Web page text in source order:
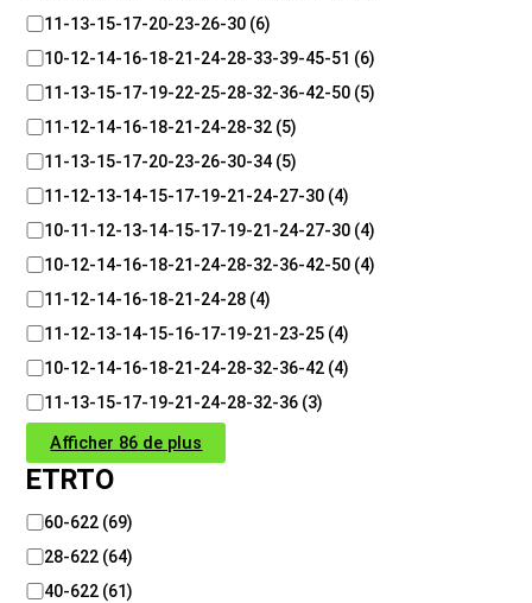
e
m
n
t
11-13-15-17-20-23-26-30 (6)
10-12-14-16-18-21-24-28-33-39-45-51 (6)
11-13-15-17-19-22-25-28-32-36-42-50 (5)
11-12-14-16-18-21-24-28-32 (5)
11-13-15-17-20-23-26-30-34 (5)
11-12-13-14-15-17-19-21-24-27-30 (4)
10-11-12-13-14-15-17-19-21-24-27-30 (4)
10-12-14-16-18-21-24-28-32-36-42-50 (4)
11-12-14-16-18-21-24-28 (4)
11-12-13-14-15-16-17-19-21-23-25 (4)
10-12-14-16-18-21-24-28-32-36-42 (4)
11-13-15-17-19-21-24-28-32-36 (3)
Afficher 86 de plus
ETRTO
E
R
T
60-622 (69)
28-622 (64)
40-622 (61)